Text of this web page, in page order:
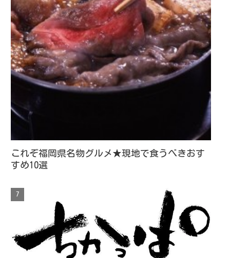
これぞ福岡県名物グルメ★現地で食うべきおす
すめ10選